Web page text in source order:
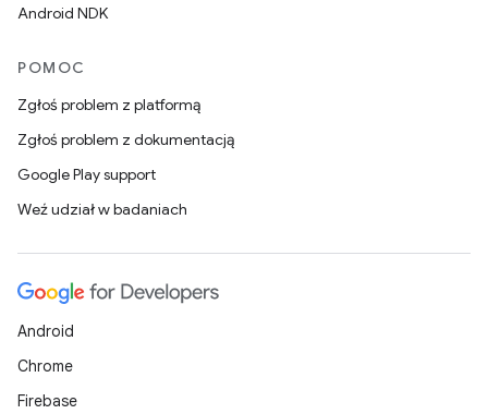
Android NDK
POMOC
Zgłoś problem z platformą
Zgłoś problem z dokumentacją
Google Play support
Weź udział w badaniach
Android
Chrome
Firebase